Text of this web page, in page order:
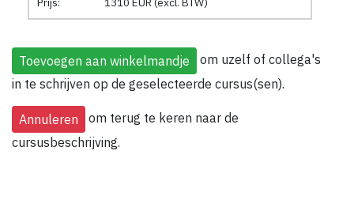
om uzelf of collega's
in te schrijven op de geselecteerde cursus(sen).
om terug te keren naar de
cursusbeschrijving.